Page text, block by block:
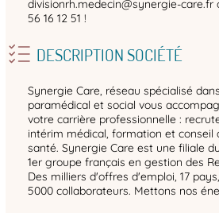
divisionrh.medecin@synergie-care.fr
56 16 12 51 !
DESCRIPTION SOCIÉTÉ
Synergie Care, réseau spécialisé
paramédical et social vous
votre carrière professionnelle :
intérim médical, formation et conseil
santé. Synergie Care est une filiale du
1er groupe français en gestion des
Des milliers d'offres d'emploi, 17
5000 collaborateurs. Mettons nos